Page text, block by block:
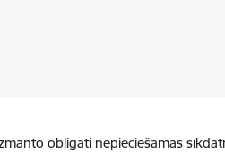
obligāti nepieciešamās